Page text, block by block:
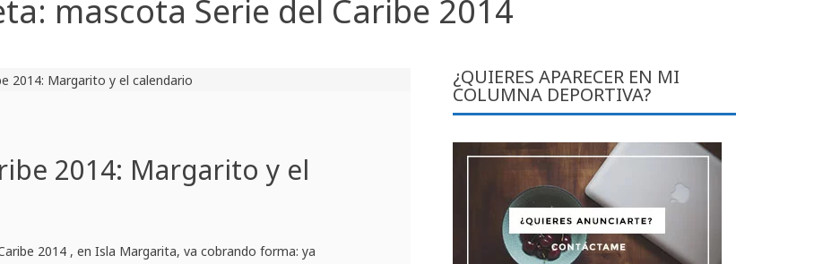
mascota Serie del Caribe 2014
2014: Margarito y el
, en Isla Margarita, va cobrando forma: ya
¿QUIERES APARECER EN MI
COLUMNA DEPORTIVA?